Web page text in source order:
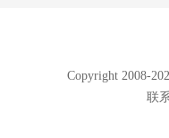
Copyright 2008-
联